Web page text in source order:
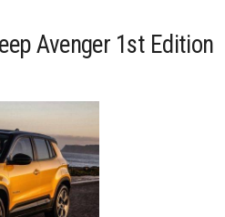
Avenger 1st Edition